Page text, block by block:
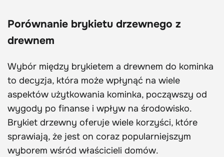
Porównanie brykietu drzewnego z
drewnem
Wybór między brykietem a drewnem do kominka
to decyzja, która może wpłynąć na wiele
aspektów użytkowania kominka, począwszy od
wygody po finanse i wpływ na środowisko.
Brykiet drzewny oferuje wiele korzyści, które
sprawiają, że jest on coraz popularniejszym
wyborem wśród właścicieli domów.